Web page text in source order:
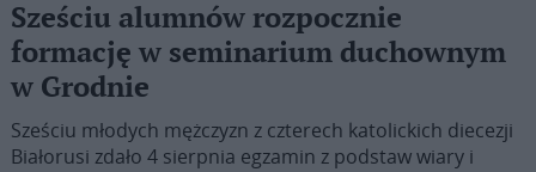
Sześciu alumnów rozpocznie
formację w seminarium duchownym
w Grodnie
Sześciu młodych mężczyzn z czterech katolickich diecezji
Białorusi zdało 4 sierpnia egzamin z podstaw wiary i